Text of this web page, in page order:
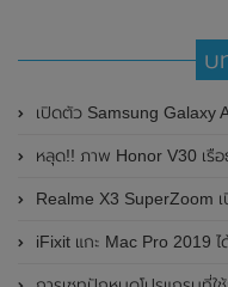
บ
เปิดตัว Samsung Galaxy A22
หลุด!! ภาพ Honor V30 เรือธงรุ่น
Realme X3 SuperZoom เปิดตัวอย่างเป็นทางกา
iFixit แกะ Mac Pro 2019